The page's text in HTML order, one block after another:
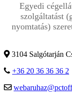
Egyedi
szolgáltatást
nyomtatás)
3104 Salgótarján
+36 20 36 36 36 2